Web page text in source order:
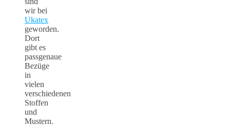
wir bei
Ukatex
geworden.
Dort
gibt es
passgenaue
Bezüge
in
vielen
verschiedenen
Stoffen
und
Mustern.